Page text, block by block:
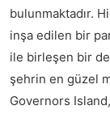
bulunmaktadır.
inşa edilen bir
ile birleşen bir
şehrin en güzel
Governors